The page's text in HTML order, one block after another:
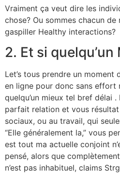
Vraiment ça veut dire les
chose? Ou sommes chacun de
gaspiller Healthy interactions?
2. Et si
Let’s tous prendre un moment
en ligne pour donc sans effort
quelqu’un mieux tel bref délai
parfait relation et vous résultat
sociaux, ou au travail, qui
“Elle généralement la,” vous
est tout ma actuelle conjoint
pensé, alors que
n’est pas inhabituel, claims